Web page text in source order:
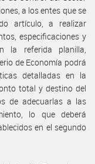
a los entes que se
artículo, a realizar
especificaciones y
la referida planilla,
de Economía podrá
detalladas en la
total y destino del
de adecuarlas a las
lo que deberá
en el segundo